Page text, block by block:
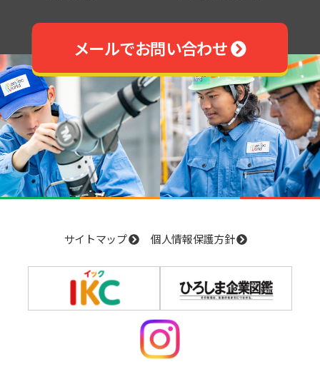
メールでお問い合わせ
サイトマップ 個人情報保護方針